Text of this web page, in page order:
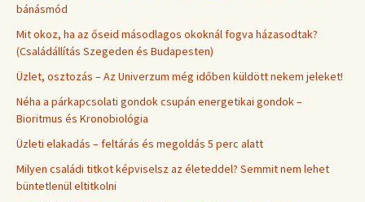
bánásmód
Mit okoz, ha az őseid másodlagos okoknál fogva házasodtak?
(Családállítás Szegeden és Budapesten)
Üzlet, osztozás – Az Univerzum még időben küldött nekem jeleket!
Néha a párkapcsolati gondok csupán energetikai gondok –
Bioritmus és Kronobiológia
Üzleti elakadás – feltárás és megoldás 5 perc alatt
Milyen családi titkot képviselsz az életeddel? Semmit nem lehet
büntetlenül eltitkolni